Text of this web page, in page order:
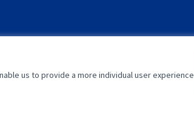
us to provide a more individual user experience